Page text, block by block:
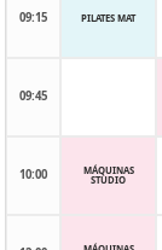
09:15 PILATES MAT
09:45
10:00
MÁQUINAS
STUDIO